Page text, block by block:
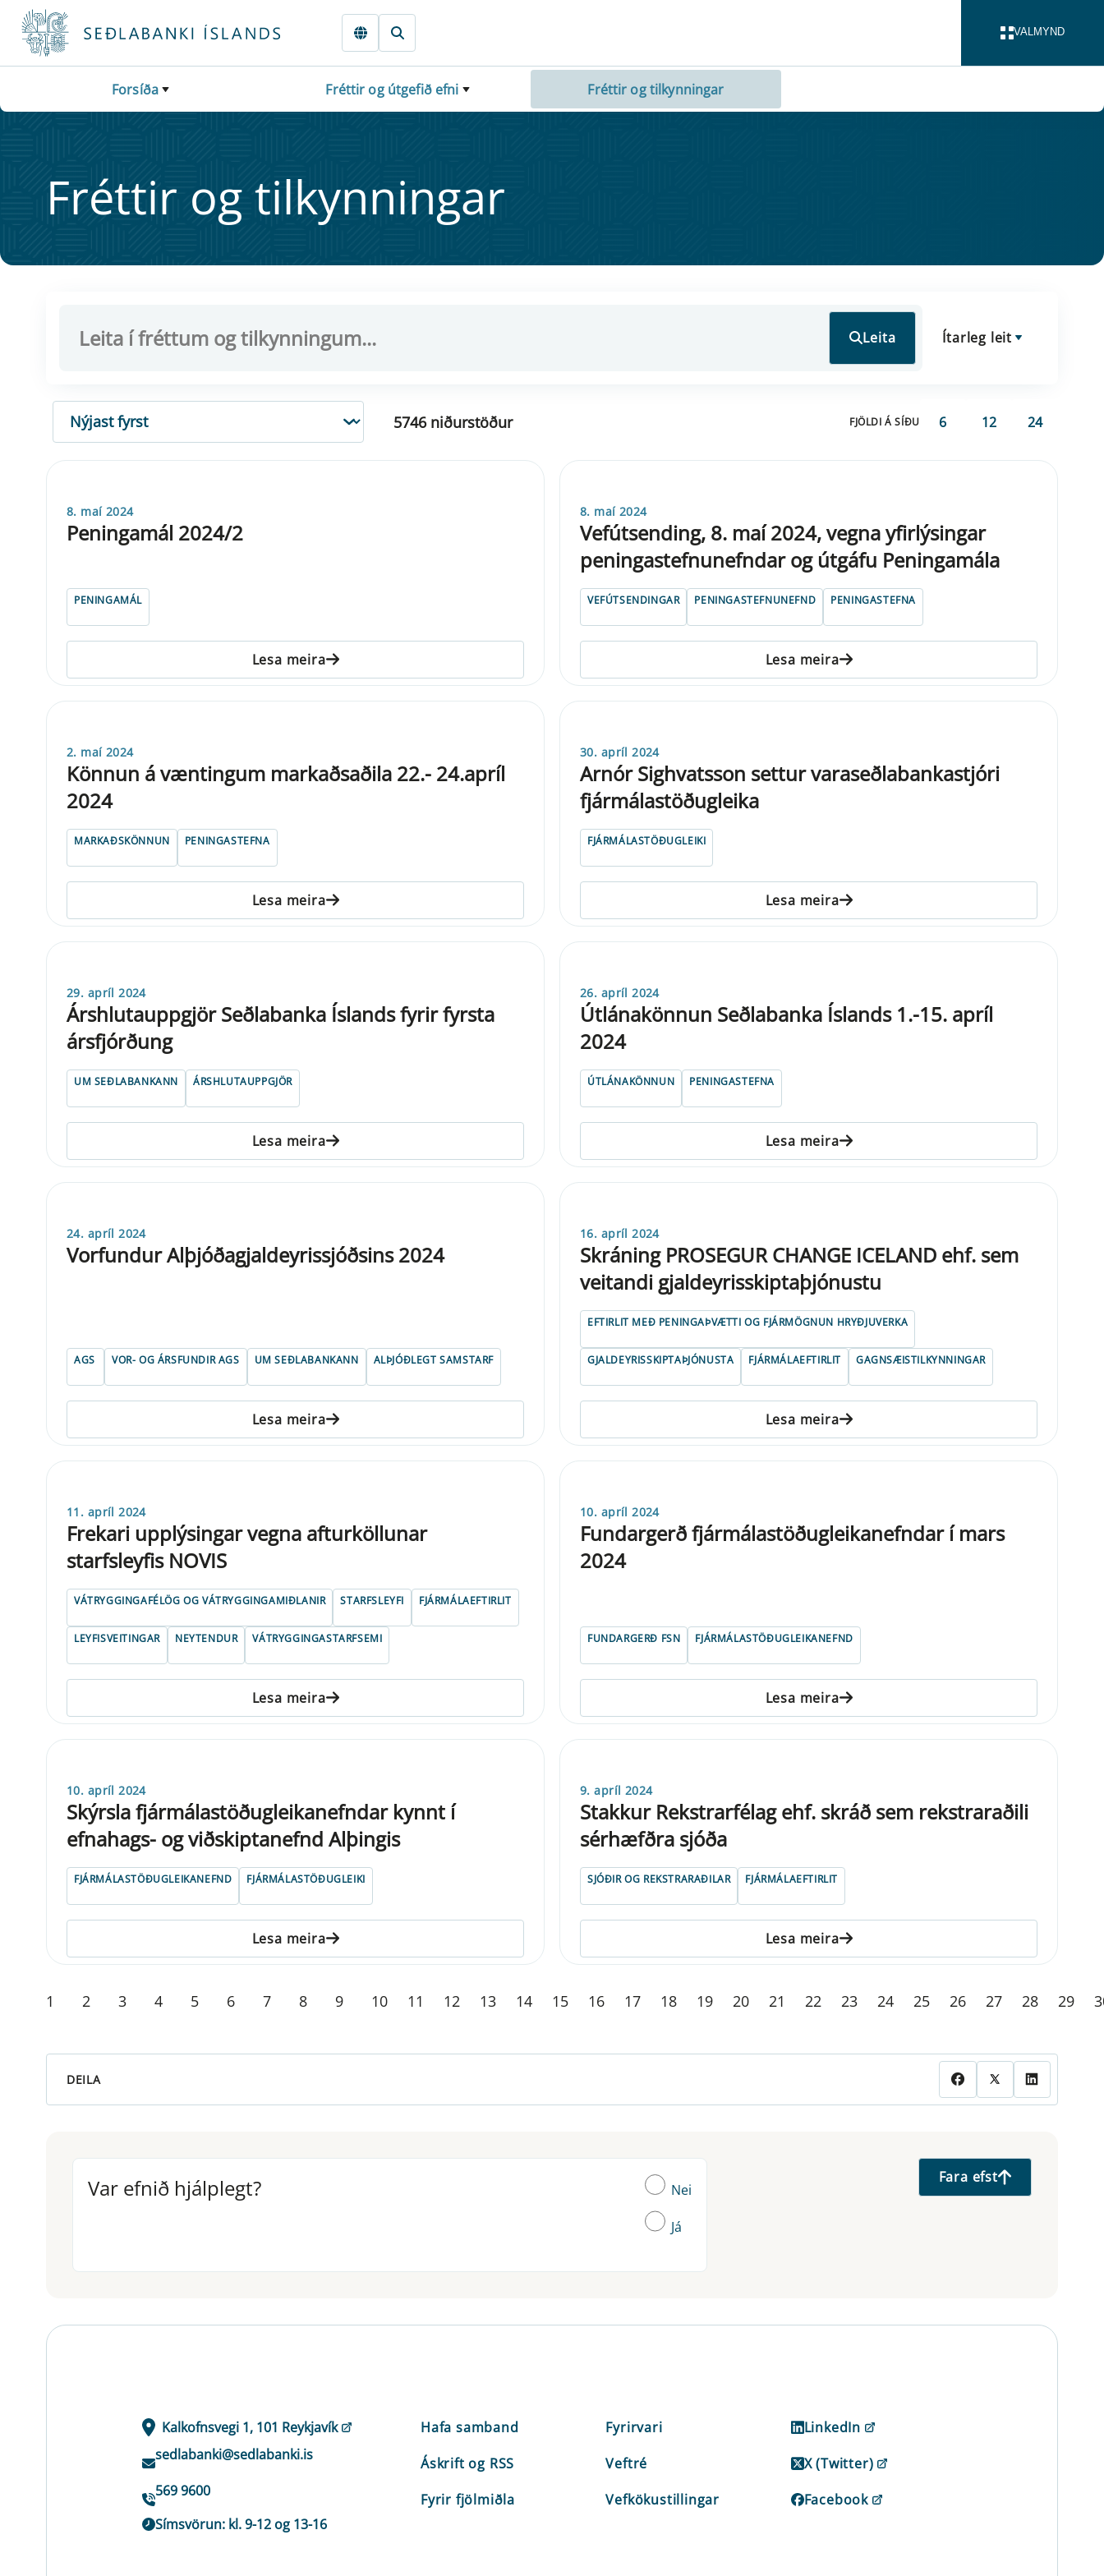
Fara beint í Meginmál
VALMYND
Forsíða Fréttir og útgefið efni Fréttir og tilkynningar
Frétt­ir og til­kynn­ing­ar
Leita Ítarleg leit
RÖÐUN
5746 niðurstöður FJÖLDI Á SÍÐU 6 12 24
8. maí 2024
Peningamál 2024/2
PENINGAMÁL
Lesa meira
8. maí 2024
Vefútsending, 8. maí 2024, vegna yfirlýsingar
peningastefnunefndar og útgáfu Peningamála
VEFÚTSENDINGAR PENINGASTEFNUNEFND PENINGASTEFNA
Lesa meira
2. maí 2024
Könnun á væntingum markaðsaðila 22.- 24.apríl
2024
MARKAÐSKÖNNUN PENINGASTEFNA
Lesa meira
30. apríl 2024
Arnór Sighvatsson settur varaseðlabankastjóri
fjármálastöðugleika
FJÁRMÁLASTÖÐUGLEIKI
Lesa meira
29. apríl 2024
Árshlutauppgjör Seðlabanka Íslands fyrir fyrsta
ársfjórðung
UM SEÐLABANKANN ÁRSHLUTAUPPGJÖR
Lesa meira
26. apríl 2024
Útlánakönnun Seðlabanka Íslands 1.-15. apríl
2024
ÚTLÁNAKÖNNUN PENINGASTEFNA
Lesa meira
24. apríl 2024
Vorfundur Alþjóðagjaldeyrissjóðsins 2024
AGS VOR- OG ÁRSFUNDIR AGS UM SEÐLABANKANN ALÞJÓÐLEGT SAMSTARF
Lesa meira
16. apríl 2024
Skráning PROSEGUR CHANGE ICELAND ehf. sem
veitandi gjaldeyrisskiptaþjónustu
EFTIRLIT MEÐ PENINGAÞVÆTTI OG FJÁRMÖGNUN HRYÐJUVERKA
GJALDEYRISSKIPTAÞJÓNUSTA FJÁRMÁLAEFTIRLIT GAGNSÆISTILKYNNINGAR
Lesa meira
11. apríl 2024
Frekari upplýsingar vegna afturköllunar
starfsleyfis NOVIS
VÁTRYGGINGAFÉLÖG OG VÁTRYGGINGAMIÐLANIR STARFSLEYFI FJÁRMÁLAEFTIRLIT
LEYFISVEITINGAR NEYTENDUR VÁTRYGGINGASTARFSEMI
Lesa meira
10. apríl 2024
Fundargerð fjármálastöðugleikanefndar í mars
2024
FUNDARGERÐ FSN FJÁRMÁLASTÖÐUGLEIKANEFND
Lesa meira
10. apríl 2024
Skýrsla fjármálastöðugleikanefndar kynnt í
efnahags- og viðskiptanefnd Alþingis
FJÁRMÁLASTÖÐUGLEIKANEFND FJÁRMÁLASTÖÐUGLEIKI
Lesa meira
9. apríl 2024
Stakkur Rekstrarfélag ehf. skráð sem rekstraraðili
sérhæfðra sjóða
SJÓÐIR OG REKSTRARAÐILAR FJÁRMÁLAEFTIRLIT
Lesa meira
1 2 3 4 5 6 7 8 9 10 11 12 13 14 15 16 17 18 19 20 21 22 23 24 25 26 27 28 29
DEILA
Var efnið hjálplegt?
Var efnið hjálplegt? Nei
Já
Fara efst
Kalkofnsvegi 1, 101 Reykjavík
sedlabanki@sedlabanki.is
569 9600
Símsvörun: kl. 9-12 og 13-16
Hafa samband
Áskrift og RSS
Fyrir fjölmiðla
Fyrirvari
Veftré
Vefkökustillingar
LinkedIn
X (Twitter)
Facebook